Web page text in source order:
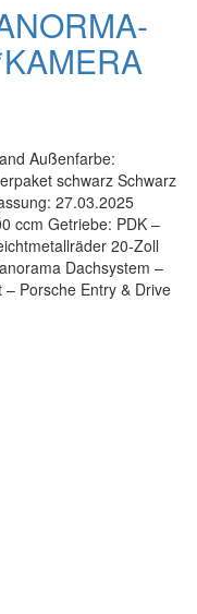
Außenfarbe:
schwarz Schwarz
27.03.2025
ccm Getriebe: PDK –
20-Zoll
Dachsystem –
Porsche Entry & Drive